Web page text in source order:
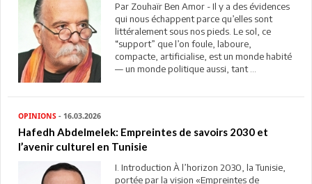
Par Zouhaïr Ben Amor - Il y a des évidences
qui nous échappent parce qu’elles sont
littéralement sous nos pieds. Le sol, ce
“support” que l’on foule, laboure,
compacte, artificialise, est un monde habité
— un monde politique aussi, tant ...
OPINIONS - 16.03.2026
Hafedh Abdelmelek: Empreintes de savoirs 2030 et
l’avenir culturel en Tunisie
I. Introduction À l’horizon 2030, la Tunisie,
portée par la vision «Empreintes de